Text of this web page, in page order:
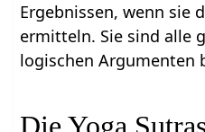
Ergebnissen, wenn sie
ermitteln. Sie sind alle
logischen Argumenten